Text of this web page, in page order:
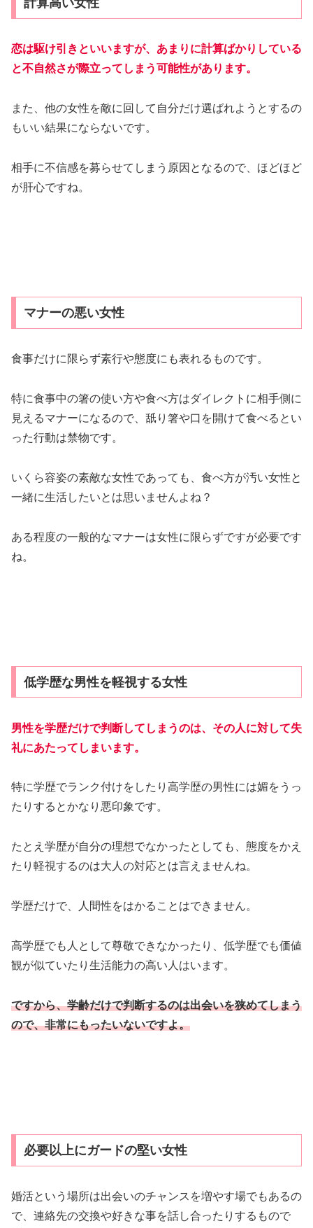
計算高い女性
恋は駆け引きといいますが、あまりに計算ばかりしている
と不自然さが際立ってしまう可能性があります。
また、他の女性を敵に回して自分だけ選ばれようとするの
もいい結果にならないです。
相手に不信感を募らせてしまう原因となるので、ほどほど
が肝心ですね。
マナーの悪い女性
食事だけに限らず素行や態度にも表れるものです。
特に食事中の箸の使い方や食べ方はダイレクトに相手側に
見えるマナーになるので、舐り箸や口を開けて食べるとい
った行動は禁物です。
いくら容姿の素敵な女性であっても、食べ方が汚い女性と
一緒に生活したいとは思いませんよね？
ある程度の一般的なマナーは女性に限らずですが必要です
ね。
低学歴な男性を軽視する女性
男性を学歴だけで判断してしまうのは、その人に対して失
礼にあたってしまいます。
特に学歴でランク付けをしたり高学歴の男性には媚をうっ
たりするとかなり悪印象です。
たとえ学歴が自分の理想でなかったとしても、態度をかえ
たり軽視するのは大人の対応とは言えませんね。
学歴だけで、人間性をはかることはできません。
高学歴でも人として尊敬できなかったり、低学歴でも価値
観が似ていたり生活能力の高い人はいます。
ですから、学齢だけで判断するのは出会いを狭めてしまう
ので、非常にもったいないですよ。
必要以上にガードの堅い女性
婚活という場所は出会いのチャンスを増やす場でもあるの
で、連絡先の交換や好きな事を話し合ったりするもので